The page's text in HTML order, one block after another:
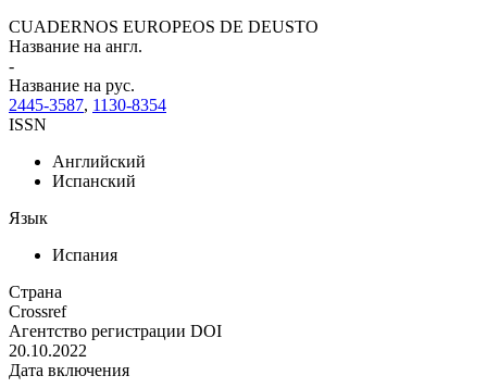
CUADERNOS EUROPEOS DE DEUSTO
Название на англ.
-
Название на рус.
2445-3587, 1130-8354
ISSN
Английский
Испанский
Язык
Испания
Страна
Crossref
Агентство регистрации DOI
20.10.2022
Дата включения